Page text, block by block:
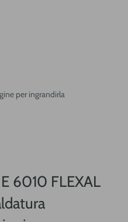
per ingrandirla
6010 FLEXAL